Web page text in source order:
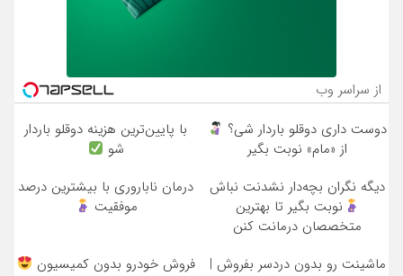
از سراسر وب
دوست داری دوقلو باردار شی؟
از «مام» نوبت بگیر
با پایین‌ترین هزینه دوقلو باردار
شو
دیگه نگران بچه‌دار نشدنت نباش
نوبت بگیر تا بهترین
متخصصان درمانت کنن
درمان ناباروری با بیشترین درصد
موفقیت
ماشینت رو بدون دردسر بفروش |
فروش خودرو بدون کمیسیون